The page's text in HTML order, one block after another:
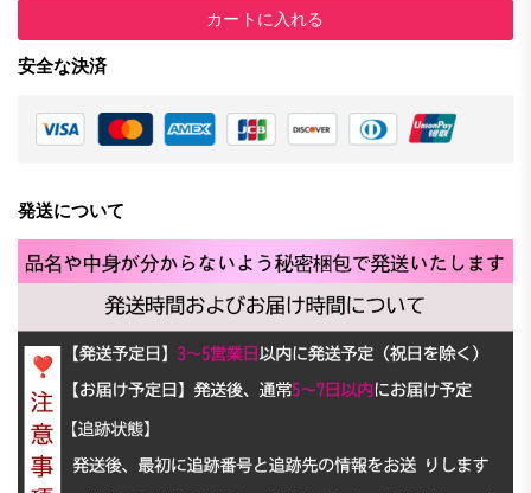
カートに入れる
安全な決済
発送について